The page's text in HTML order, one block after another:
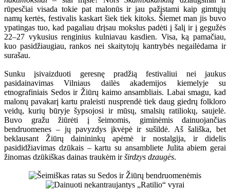
rūpesčiai visada tokie pat malonūs ir jau pažįstami kaip gimtųjų
namų kertės, festivalis kaskart šiek tiek kitoks. Šiemet man jis buvo
ypatingas tuo, kad pagaliau drįsau mokslus padėti į šalį ir į gegužės
22–27 vykusius renginius kulniavau kasdien. Visa, ką pamačiau,
kuo pasidžiaugiau, rankos nei skaitytojų kantrybės negailėdama ir
surašau.
Sunku įsivaizduoti geresnę pradžią festivaliui nei jaukus
pasidainavimas Vilniaus dailės akademijos kiemelyje su
etnografiniais Sedos ir Žiūrų kaimo ansambliais. Labai smagu, kad
malonų pavakarį kartu praleisti nusprendė tiek daug giedrų folkloro
veidų, kurių būryje šypsojosi ir mūsų, smalsių ratiliokų, saujelė.
Buvo gražu žiūrėti į šeimomis, giminėmis dainuojančias
bendruomenes – jų pavyzdys įkvėpė ir sušildė. Aš šališka, bet
beklausant Žiūrų dainininkų apėmė ir nostalgija, ir didelis
pasididžiavimas dzūkais – kartu su ansambliete Julita abiem gerai
žinomas dzūkiškas dainas traukėm irširdzys dzaugės.